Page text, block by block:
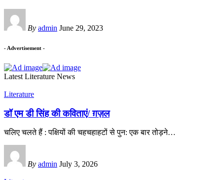
By admin June 29, 2023
- Advertisement -
Latest Literature News
Literature
डॉ एम डी सिंह की कविताएं/ ग़ज़ल
चलिए चलते हैं : पक्षियों की चहचहाहटों से पुन: एक बार तोड़ने…
By admin July 3, 2026